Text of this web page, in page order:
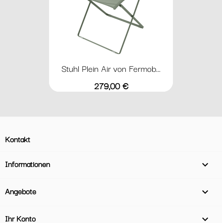
Stuhl Plein Air von Fermob...
Preis
279,00 €
Kontakt
Informationen 
Angebote 
Ihr Konto 